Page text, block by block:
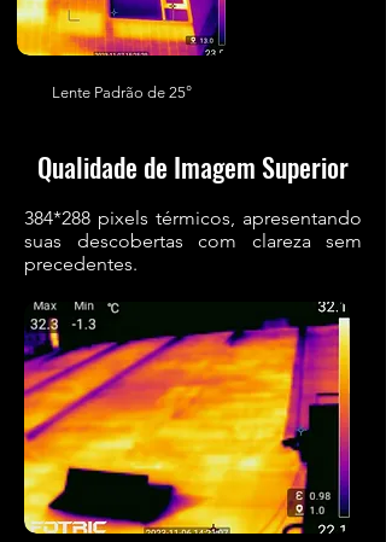
Lente Padrão de 25°
Qualidade de Imagem Superior
384*288 pixels térmicos, apresentando
suas descobertas com clareza sem
precedentes.